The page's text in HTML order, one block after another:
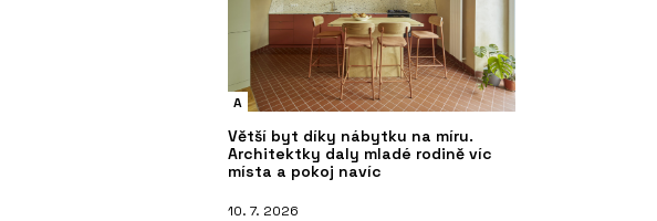
A
Větší byt díky nábytku na míru.
Architektky daly mladé rodině víc
místa a pokoj navíc
10. 7. 2026